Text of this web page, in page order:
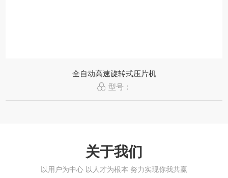
全自动高速旋转式压片机
型号：
关于我们
以用户为中心 以人才为根本 努力实现你我共赢